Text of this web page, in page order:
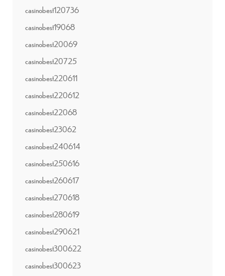
casinobest120736
casinobest19068
casinobest20069
casinobest20725
casinobest220611
casinobest220612
casinobest22068
casinobest23062
casinobest240614
casinobest250616
casinobest260617
casinobest270618
casinobest280619
casinobest290621
casinobest300622
casinobest300623